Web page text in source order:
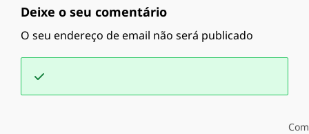
Deixe o seu comentário
O seu endereço de email não será publicado